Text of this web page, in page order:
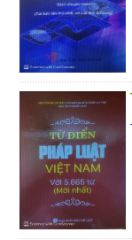
(18/12/2020)